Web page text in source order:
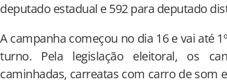
deputado estadual e 592 para deputado
A campanha começou no dia 16 e vai até
turno. Pela legislação eleitoral, os
caminhadas, carreatas com carro de som